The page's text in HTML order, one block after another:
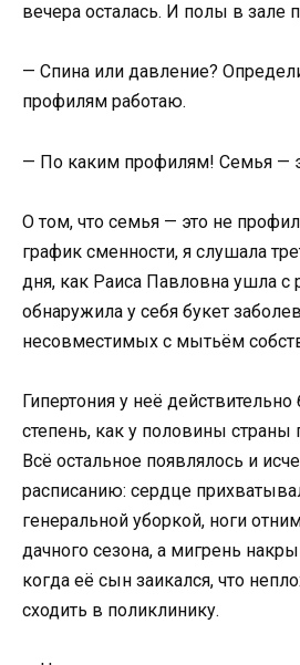
вечера осталась. И полы в зале
— Спина или давление?
профилям работаю.
— По каким профилям! Семья —
О том, что семья — это не
график сменности, я слушала
дня, как Раиса Павловна ушла с
обнаружила у себя букет
несовместимых с мытьём
Гипертония у неё
степень, как у половины страны
Всё остальное появлялось и
расписанию: сердце
генеральной уборкой, ноги
дачного сезона, а мигрень
когда её сын заикался, что
сходить в поликлинику.